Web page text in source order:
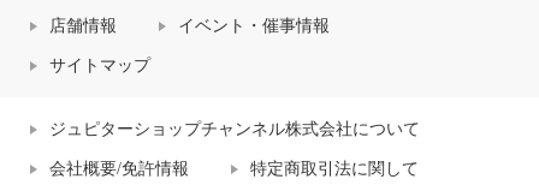
店舗情報 イベント・催事情報
サイトマップ
ジュピターショップチャンネル株式会社について
会社概要/免許情報 特定商取引法に関して